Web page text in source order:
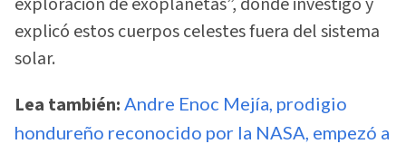
explicó estos cuerpos celestes fuera del sistema
solar.
Lea también: Andre Enoc Mejía, prodigio
hondureño reconocido por la NASA, empezó a